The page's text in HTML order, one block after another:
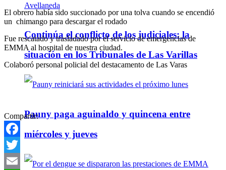
Continúa el conflicto de los judiciales: la
situación en los Tribunales de Las Varillas
Pauny paga aguinaldo y quincena entre
miércoles y jueves
El obrero había sido succionado por una tolva cuando se encendió
un chimango para descargar el rodado
Fue rescatado y trasladado por el servicio de emergencias de
EMMA al hospital de nuestra ciudad.
Colaboró personal policial del destacamento de Las Varas
Compartir:
Facebook
Twitter